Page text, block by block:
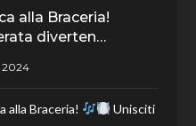
alla Braceria!
diverten…
alla Braceria!
Unisciti